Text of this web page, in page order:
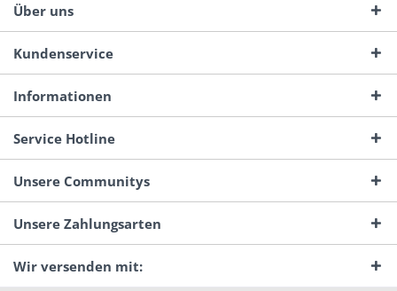
Über uns
Kundenservice
Informationen
Service Hotline
Unsere Communitys
Unsere Zahlungsarten
Wir versenden mit: